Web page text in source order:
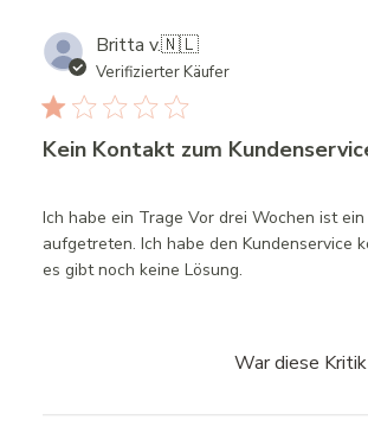
Britta v.🇳🇱
Verifizierter Käufer
Kein Kontakt zum
Ich habe ein Trage Vor drei Wochen ist ein
aufgetreten. Ich habe den Kundenservice
es gibt noch keine Lösung.
War diese